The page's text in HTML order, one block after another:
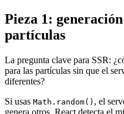
Pieza 1:
partículas
La pregunta clave para SSR:
para las partículas sin que el
diferentes?
Si usas Math.random() , el